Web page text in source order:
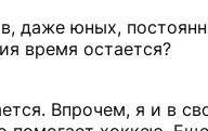
даже юных,
время остается?
Впрочем, я и в